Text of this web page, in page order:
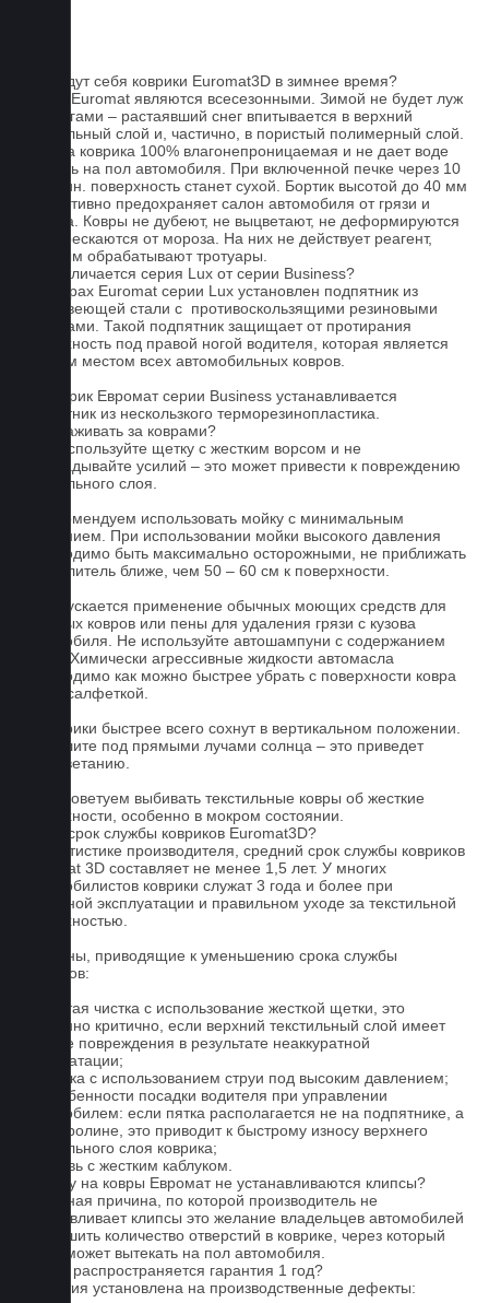
Как ведут себя коврики Euromat3D в зимнее время?
Ковры Euromat являются всесезонными. Зимой не будет луж
под ногами – растаявший снег впитывается в верхний
текстильный слой и, частично, в пористый полимерный слой.
Основа коврика 100% влагонепроницаемая и не дает воде
попасть на пол автомобиля. При включенной печке через 10
- 15 мин. поверхность станет сухой. Бортик высотой до 40 мм
эффективно предохраняет салон автомобиля от грязи и
мусора. Ковры не дубеют, не выцветают, не деформируются
и не трескаются от мороза. На них не действует реагент,
которым обрабатывают тротуары.
Чем отличается серия Lux от серии Business?
На коврах Euromat серии Lux установлен подпятник из
нержавеющей стали с противоскользящими резиновыми
вставками. Такой подпятник защищает от протирания
поверхность под правой ногой водителя, которая является
слабым местом всех автомобильных ковров.
На коврик Евромат серии Business устанавливается
подпятник из нескользкого терморезинопластика.
Как ухаживать за коврами?
1.Не используйте щетку с жестким ворсом и не
прикладывайте усилий – это может привести к повреждению
текстильного слоя.
2. Рекомендуем использовать мойку с минимальным
давлением. При использовании мойки высокого давления
необходимо быть максимально осторожными, не приближать
распылитель ближе, чем 50 – 60 см к поверхности.
3. Допускается применение обычных моющих средств для
бытовых ковров или пены для удаления грязи с кузова
автомобиля. Не используйте автошампуни с содержанием
воска! Химически агрессивные жидкости автомасла
необходимо как можно быстрее убрать с поверхности ковра
сухой салфеткой.
4. Коврики быстрее всего сохнут в вертикальном положении.
Не сушите под прямыми лучами солнца – это приведет
к выцветанию.
5. Не советуем выбивать текстильные ковры об жесткие
поверхности, особенно в мокром состоянии.
Какой срок службы ковриков Euromat3D?
По статистике производителя, средний срок службы ковриков
Euromat 3D составляет не менее 1,5 лет. У многих
автомобилистов коврики служат 3 года и более при
бережной эксплуатации и правильном уходе за текстильной
поверхностью.
Причины, приводящие к уменьшению срока службы
ковриков:
1. Частая чистка с использование жесткой щетки, это
особенно критично, если верхний текстильный слой имеет
мелкие повреждения в результате неаккуратной
эксплуатации;
2. Мойка с использованием струи под высоким давлением;
3. Особенности посадки водителя при управлении
автомобилем: если пятка располагается не на подпятнике, а
на ковролине, это приводит к быстрому износу верхнего
текстильного слоя коврика;
4. Обувь с жестким каблуком.
Почему на ковры Евромат не устанавливаются клипсы?
Основная причина, по которой производитель не
устанавливает клипсы это желание владельцев автомобилей
уменьшить количество отверстий в коврике, через который
влага может вытекать на пол автомобиля.
На что распространяется гарантия 1 год?
Гарантия установлена на производственные дефекты: